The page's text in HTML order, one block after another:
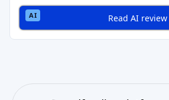
Read AI review